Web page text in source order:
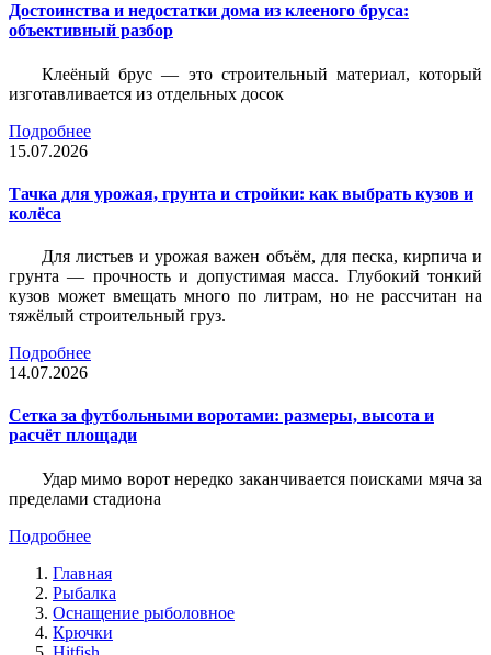
Достоинства и недостатки дома из клееного бруса:
объективный разбор
Клеёный брус — это строительный материал, который
изготавливается из отдельных досок
Подробнее
15.07.2026
Тачка для урожая, грунта и стройки: как выбрать кузов и
колёса
Для листьев и урожая важен объём, для песка, кирпича и
грунта — прочность и допустимая масса. Глубокий тонкий
кузов может вмещать много по литрам, но не рассчитан на
тяжёлый строительный груз.
Подробнее
14.07.2026
Сетка за футбольными воротами: размеры, высота и
расчёт площади
Удар мимо ворот нередко заканчивается поисками мяча за
пределами стадиона
Подробнее
Главная
Рыбалка
Оснащение рыболовное
Крючки